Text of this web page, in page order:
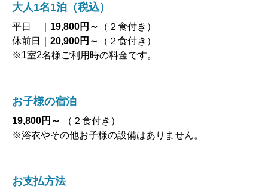
大人1名1泊（税込）
平日 ｜ 19,800円～
（２食付き）
休前日｜ 20,900円～
（２食付き）
※1室2名様ご利用時の料金です。
お子様の宿泊
19,800円～
（２食付き）
※浴衣やその他お子様の設備はありません。
お支払方法